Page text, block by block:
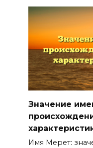
Значение
Имя Мерет: